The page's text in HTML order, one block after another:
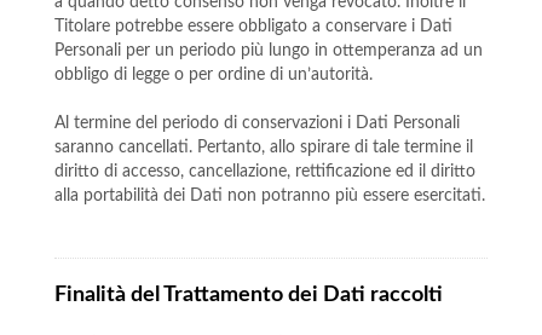
Titolare potrebbe essere obbligato a conservare i Dati
Personali per un periodo più lungo in ottemperanza ad un
obbligo di legge o per ordine di un’autorità.
Al termine del periodo di conservazioni i Dati Personali
saranno cancellati. Pertanto, allo spirare di tale termine il
diritto di accesso, cancellazione, rettificazione ed il diritto
alla portabilità dei Dati non potranno più essere esercitati.
Finalità del Trattamento dei Dati raccolti